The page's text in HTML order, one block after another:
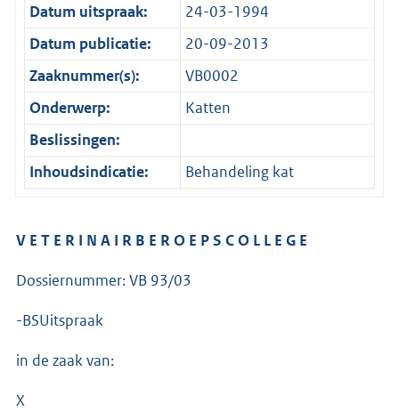
Datum uitspraak:
24-03-1994
Datum publicatie:
20-09-2013
Zaaknummer(s):
VB0002
Onderwerp:
Katten
Beslissingen:
Inhoudsindicatie:
Behandeling kat
V E T E R I N A I R B E R O E P S C O L L E G E
Dossiernummer: VB 93/03
-BSUitspraak
in de zaak van:
X